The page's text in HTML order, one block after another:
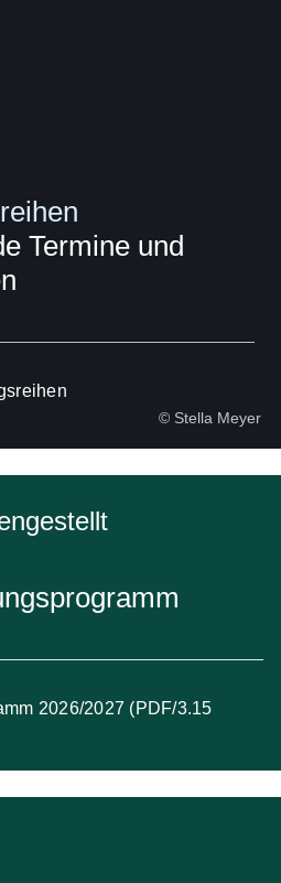
© Stella Meyer
Termine und
2026/2027 (PDF/3.15
Fenster